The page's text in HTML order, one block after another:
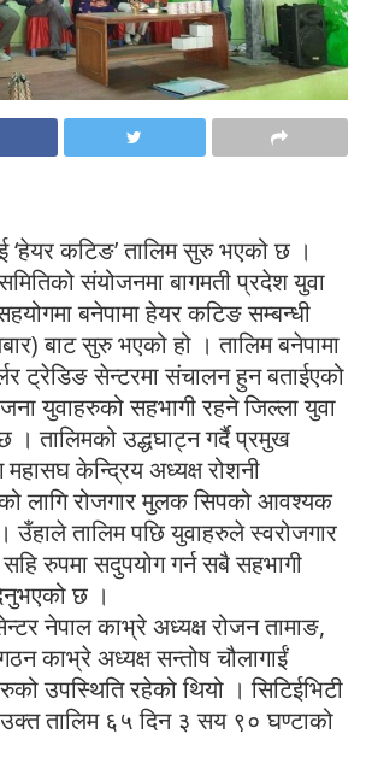
‘हेयर कटिङ’ तालिम सुरु भएको छ ।
संयोजनमा बागमती प्रदेश युवा
बनेपामा हेयर कटिङ सम्बन्धी
बाट सुरु भएको हो । तालिम बनेपामा
ट्रेडिङ सेन्टरमा संचालन हुन बताईएको
युवाहरुको सहभागी रहने जिल्ला युवा
। तालिमको उद्धघाट्न गर्दै प्रमुख
केन्द्रिय अध्यक्ष रोशनी
लागि रोजगार मुलक सिपको आवश्यक
उँहाले तालिम पछि युवाहरुले स्वरोजगार
रुपमा सदुपयोग गर्न सबै सहभागी
छ ।
नेपाल काभ्रे अध्यक्ष रोजन तामाङ,
काभ्रे अध्यक्ष सन्तोष चौलागाईं
उपस्थिति रहेको थियो । सिटिईभिटी
उक्त तालिम ६५ दिन ३ सय ९० घण्टाको